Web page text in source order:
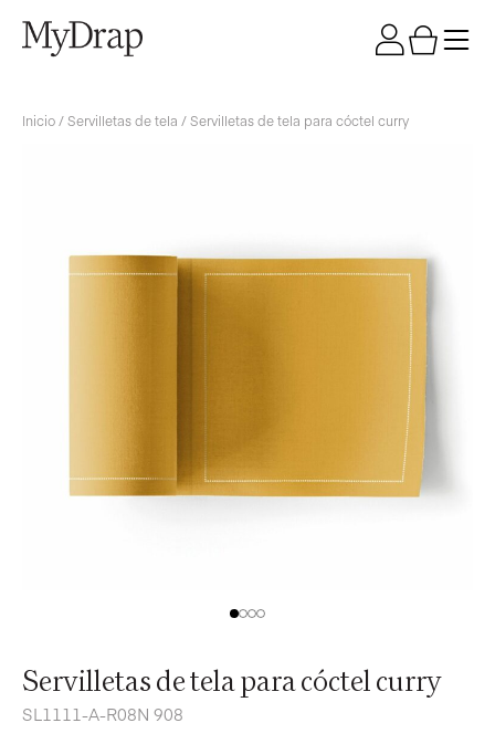
Inicio /Servilletas de tela / Servilletas de tela para cóctel curry
Servilletas de tela para cóctel curry
SL1111-A-R08N 908